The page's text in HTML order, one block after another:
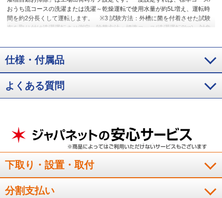
おうち流コースの洗濯または洗濯～乾燥運転で使用水量が約5L増え、運転時
間を約2分長くして運転します。
※3 試験方法：外槽に菌を付着させた試験
布を取り付け洗濯運転させ測定、除菌方法：標準コース(洗濯運転8kg)、対象
仕様・付属品
よくある質問
下取り・設置・取付
分割支払い